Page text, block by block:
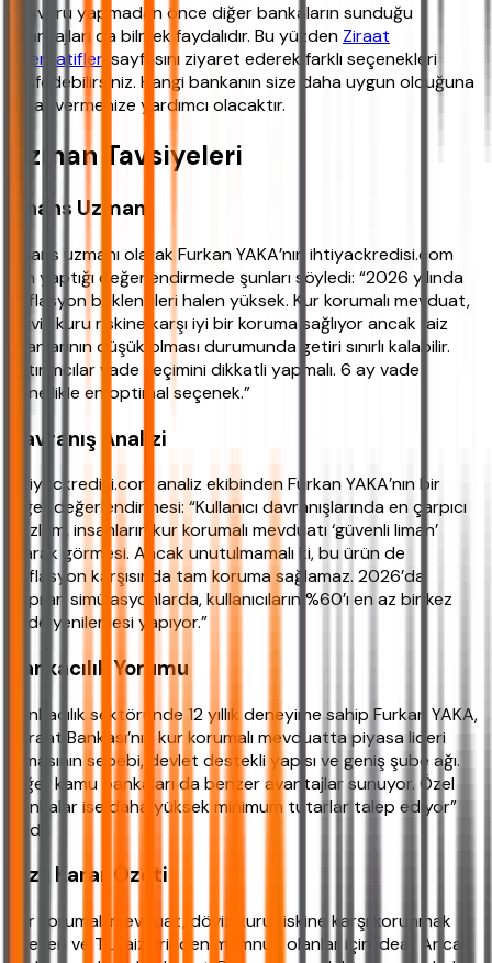
Başvuru yapmadan önce diğer bankaların sunduğu
avantajları da bilmek faydalıdır. Bu yüzden Ziraat
alternatifleri sayfasını ziyaret ederek farklı seçenekleri
keşfedebilirsiniz. Hangi bankanın size daha uygun olduğuna
karar vermenize yardımcı olacaktır.
Uzman Tavsiyeleri
Finans Uzmanı
Finans uzmanı olarak Furkan YAKA’nın ihtiyackredisi.com
için yaptığı değerlendirmede şunları söyledi: “2026 yılında
enflasyon beklentileri halen yüksek. Kur korumalı mevduat,
döviz kuru riskine karşı iyi bir koruma sağlıyor ancak faiz
oranlarının düşük olması durumunda getiri sınırlı kalabilir.
Yatırımcılar vade seçimini dikkatli yapmalı. 6 ay vade
genellikle en optimal seçenek.”
Davranış Analizi
ihtiyackredisi.com analiz ekibinden Furkan YAKA’nın bir
diğer değerlendirmesi: “Kullanıcı davranışlarında en çarpıcı
gözlem, insanların kur korumalı mevduatı ‘güvenli liman’
olarak görmesi. Ancak unutulmamalı ki, bu ürün de
enflasyon karşısında tam koruma sağlamaz. 2026’da
yapılan simülasyonlarda, kullanıcıların %60’ı en az bir kez
vade yenilemesi yapıyor.”
Bankacılık Yorumu
Bankacılık sektöründe 12 yıllık deneyime sahip Furkan YAKA,
“Ziraat Bankası’nın kur korumalı mevduatta piyasa lideri
olmasının sebebi, devlet destekli yapısı ve geniş şube ağı.
Diğer kamu bankaları da benzer avantajlar sunuyor. Özel
bankalar ise daha yüksek minimum tutarlar talep ediyor”
dedi.
Hızlı Karar Özeti
Kur korumalı mevduat, döviz kuru riskine karşı korunmak
isteyen ve TL faizlerinden memnun olanlar için ideal. Ancak